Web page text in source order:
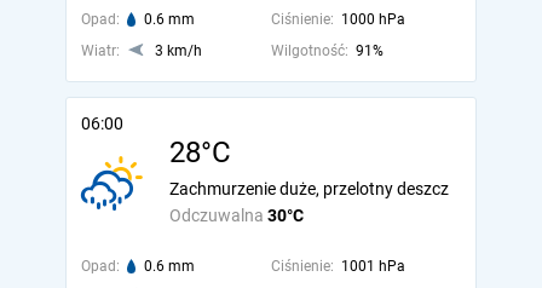
Opad: 0.6 mm Ciśnienie: 1000 hPa
Wiatr:
3 km/h Wilgotność: 91%
06:00
28°C
Odczuwalna 30°C
Zachmurzenie duże, przelotny deszcz
Opad: 0.6 mm Ciśnienie: 1001 hPa